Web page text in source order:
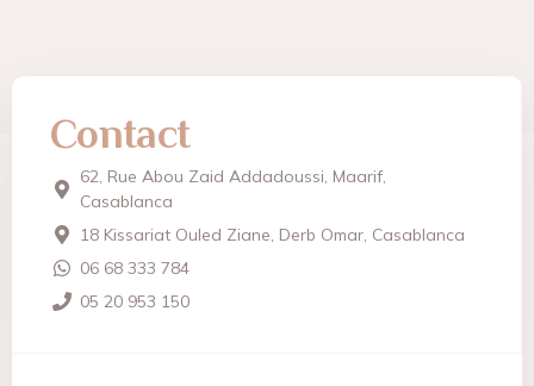
Contact
62, Rue Abou Zaid Addadoussi, Maarif,
Casablanca
18 Kissariat Ouled Ziane, Derb Omar, Casablanca
06 68 333 784
05 20 953 150